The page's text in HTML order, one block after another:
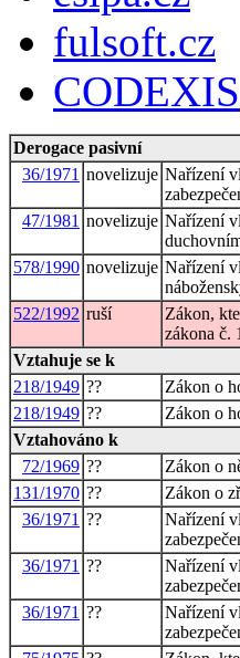
fulsoft.cz
CODEXIS
Derogace pasivní
36/1971 novelizuje Nařízení
47/1981 novelizuje Nařízení
578/1990 novelizuje Nařízení
522/1992 ruší
Zákon,
zákona č.
Vztahuje se k
218/1949 ??
Zákon o
218/1949 ??
Zákon o
Vztahováno k
72/1969 ??
Zákon o
131/1970 ??
Zákon o
36/1971 ??
Nařízení
36/1971 ??
Nařízení
36/1971 ??
Nařízení